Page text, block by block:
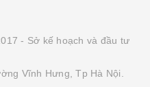
- Sở kế hoạch và đầu tư
Vĩnh Hưng, Tp Hà Nội.